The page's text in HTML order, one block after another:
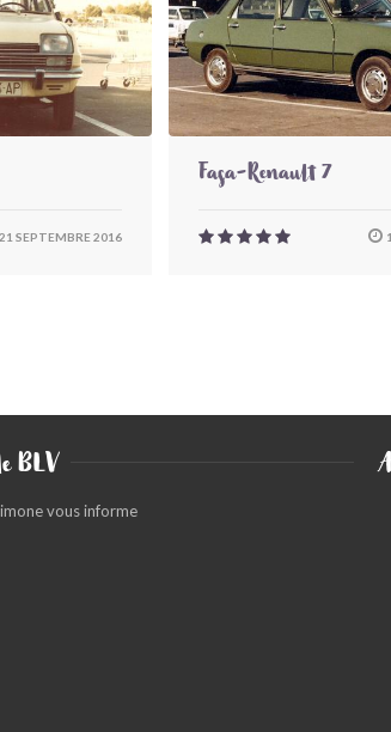
21 SEPTEMBRE 2016
Fasa-Renault 7
BLV
vous informe